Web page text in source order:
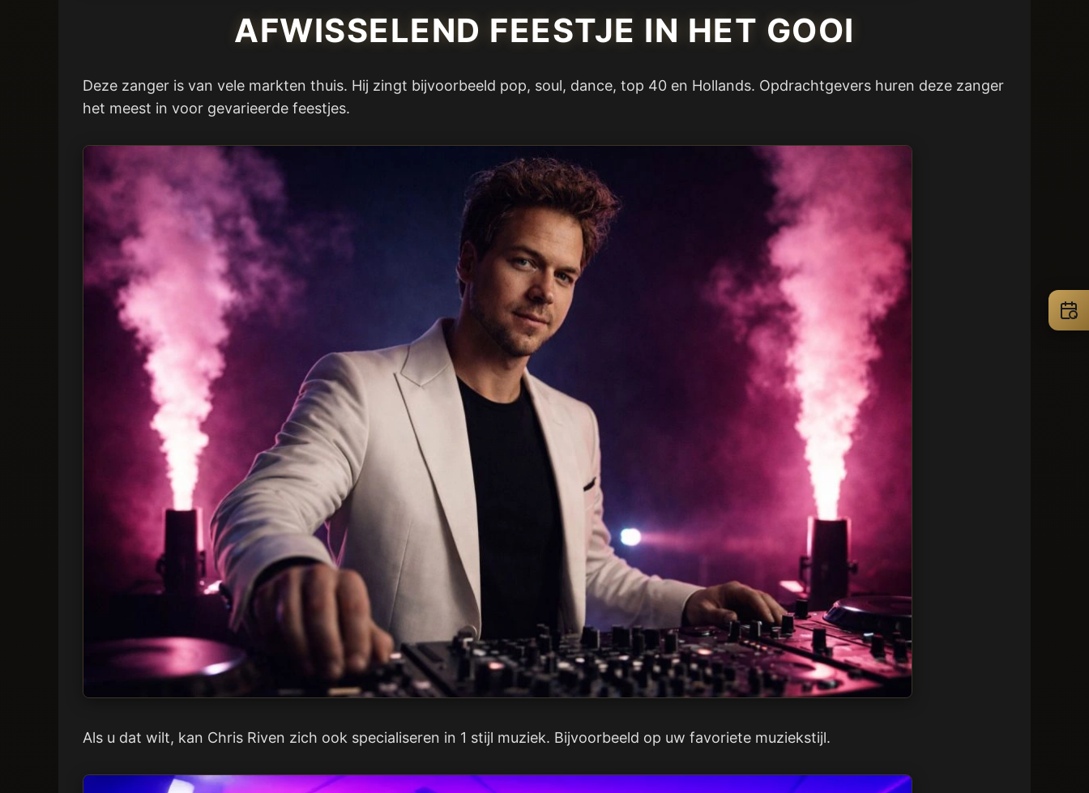
AFWISSELEND FEESTJE IN HET GOOI
Deze zanger is van vele markten thuis. Hij zingt bijvoorbeeld pop, soul, dance, top 40 en Hollands. Opdrachtgevers huren deze zanger
het meest in voor gevarieerde feestjes.
Als u dat wilt, kan Chris Riven zich ook specialiseren in 1 stijl muziek. Bijvoorbeeld op uw favoriete muziekstijl.